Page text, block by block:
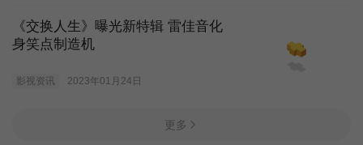
《交换人生》曝光新特辑 雷佳音化
身笑点制造机
影视资讯 2023年01月24日
更多